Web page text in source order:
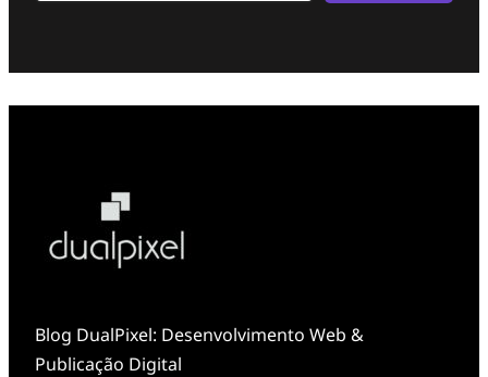
Blog DualPixel: Desenvolvimento Web &
Publicação Digital